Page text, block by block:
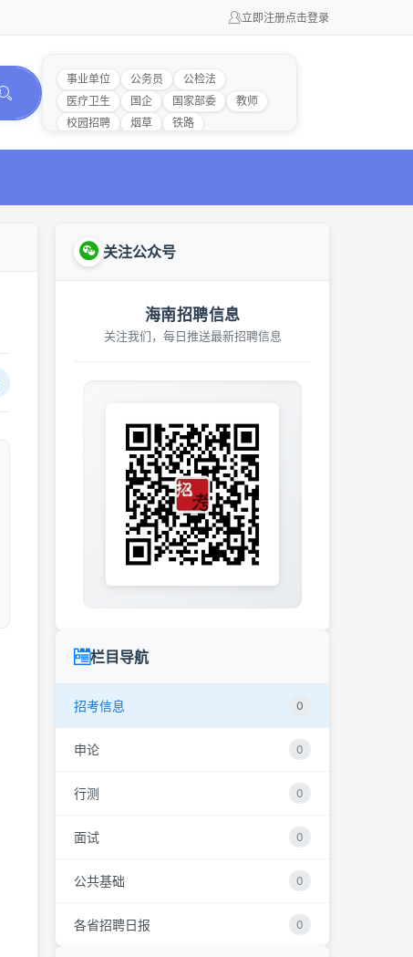
立即注册点击登录
事业单位 公务员
公检法
医疗卫生
国企 国家部委
教师
校园招聘
烟草 铁路
关注公众号
海南招聘信息
关注我们，每日推送最新招聘信息
栏目导航
招考信息 0
申论 0
行测 0
面试 0
公共基础 0
各省招聘日报 0